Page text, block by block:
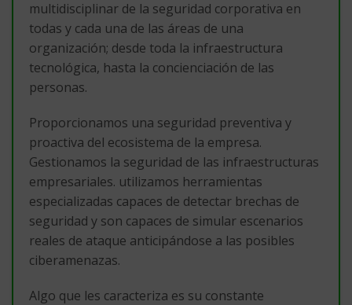
multidisciplinar de la seguridad corporativa en
todas y cada una de las áreas de una
organización; desde toda la infraestructura
tecnológica, hasta la concienciación de las
personas.
Proporcionamos una seguridad preventiva y
proactiva del ecosistema de la empresa.
Gestionamos la seguridad de las infraestructuras
empresariales. utilizamos herramientas
especializadas capaces de detectar brechas de
seguridad y son capaces de simular escenarios
reales de ataque anticipándose a las posibles
ciberamenazas.
Algo que les caracteriza es su constante